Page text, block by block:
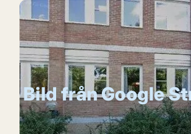
Bild från Google